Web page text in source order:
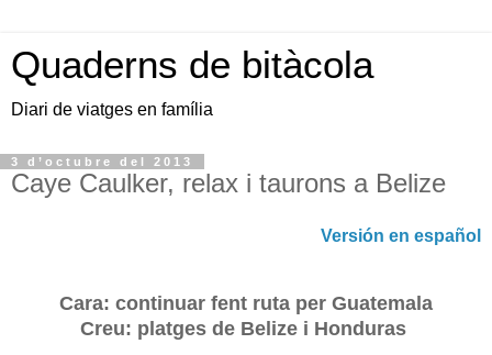
Quaderns de bitàcola
Diari de viatges en família
3 d’octubre del 2013
Caye Caulker, relax i taurons a Belize
Versión en español
Cara: continuar fent ruta per Guatemala
Creu: platges de Belize i Honduras